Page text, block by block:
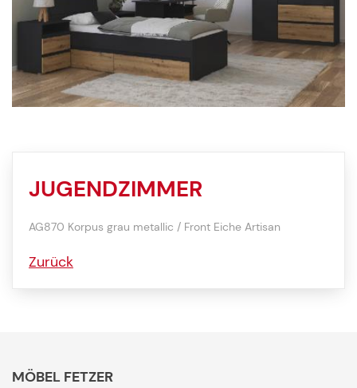
JUGENDZIMMER
AG870 Korpus grau metallic / Front Eiche Artisan
Zurück
MÖBEL FETZER